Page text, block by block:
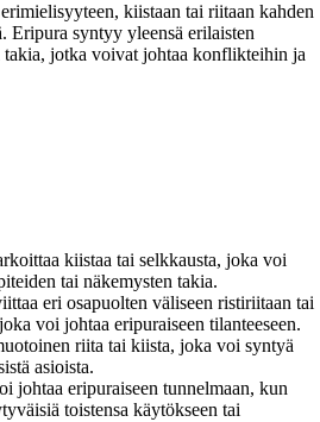
kiistaan tai riitaan kahden
Eripura syntyy yleensä erilaisten
jotka voivat johtaa konflikteihin ja
kiistaa tai selkkausta, joka voi
tai näkemysten takia.
eri osapuolten väliseen ristiriitaan tai
voi johtaa eripuraiseen tilanteeseen.
riita tai kiista, joka voi syntyä
asioista.
johtaa eripuraiseen tunnelmaan, kun
toistensa käytökseen tai